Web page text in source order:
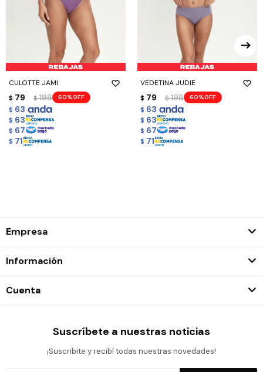
CULOTTE JAMI
$ 79 $ 198 60
$ 63
$ 63
$ 67
$ 71
VEDETINA JUDIE
$ 79 $ 198 60
$ 63
$ 63
$ 67
$ 71
Empresa
Información
Cuenta
Suscríbete a nuestras noticias
¡Suscribite y recibí todas nuestras novedades!